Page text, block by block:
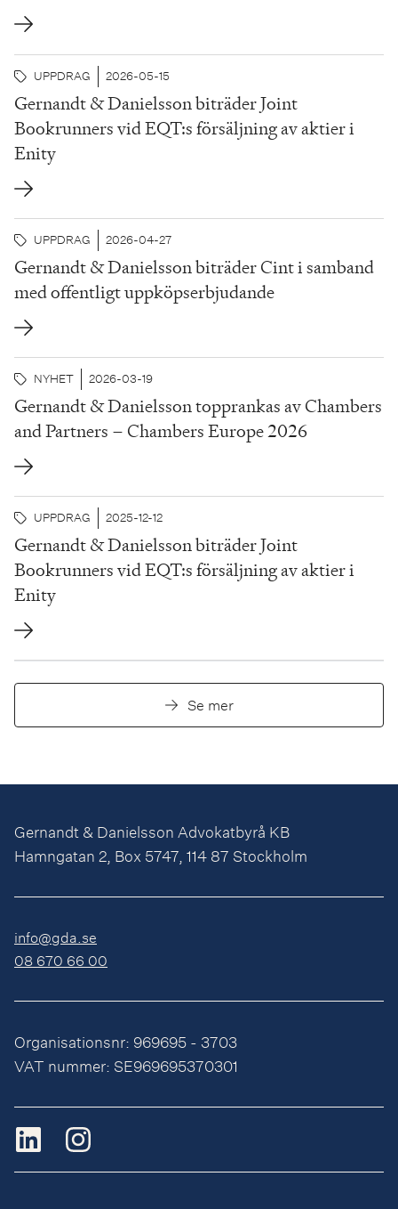
Transaktionen, som är villkorad av godkännande vid
en extra bolagsstämma, förväntas slutföras under det
tredje kvartalet 2026.HifabGruppen AB är en
oberoende konsult- och projektledningskoncern
verksam inom...
UPPDRAG 2026-05-15
Gernandt & Danielsson biträder Joint
Bookrunners vid EQT:s försäljning av aktier i
Enity
UPPDRAG 2026-04-27
Gernandt & Danielsson biträder Cint i samband
med offentligt uppköpserbjudande
NYHET 2026-03-19
Gernandt & Danielsson topprankas av Chambers
and Partners – Chambers Europe 2026
UPPDRAG 2025-12-12
Gernandt & Danielsson biträder Joint
Bookrunners vid EQT:s försäljning av aktier i
Enity
Se mer
Gernandt & Danielsson Advokatbyrå KB
Hamngatan 2, Box 5747, 114 87 Stockholm
info@gda.se
08 670 66 00
Organisationsnr: 969695 - 3703
VAT nummer: SE969695370301